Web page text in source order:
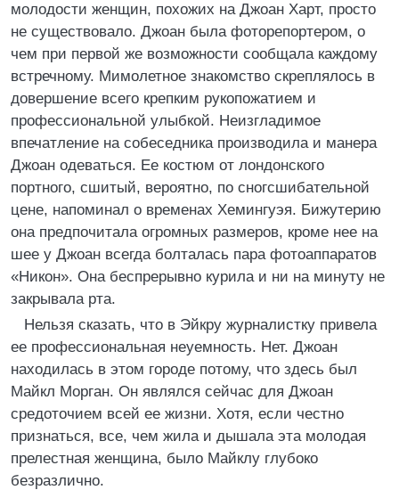
молодости женщин, похожих на Джоан Харт, просто
не существовало. Джоан была фоторепортером, о
чем при первой же возможности сообщала каждому
встречному. Мимолетное знакомство скреплялось в
довершение всего крепким рукопожатием и
профессиональной улыбкой. Неизгладимое
впечатление на собеседника производила и манера
Джоан одеваться. Ее костюм от лондонского
портного, сшитый, вероятно, по сногсшибательной
цене, напоминал о временах Хемингуэя. Бижутерию
она предпочитала огромных размеров, кроме нее на
шее у Джоан всегда болталась пара фотоаппаратов
«Никон». Она беспрерывно курила и ни на минуту не
закрывала рта.
Нельзя сказать, что в Эйкру журналистку привела
ее профессиональная неуемность. Нет. Джоан
находилась в этом городе потому, что здесь был
Майкл Морган. Он являлся сейчас для Джоан
средоточием всей ее жизни. Хотя, если честно
признаться, все, чем жила и дышала эта молодая
прелестная женщина, было Майклу глубоко
безразлично.